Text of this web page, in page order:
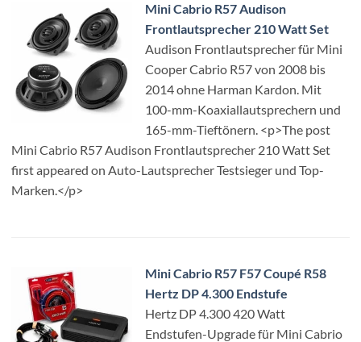
Mini Cabrio R57 Audison
Frontlautsprecher 210 Watt Set
Audison Frontlautsprecher für Mini
Cooper Cabrio R57 von 2008 bis
2014 ohne Harman Kardon. Mit
100-mm-Koaxiallautsprechern und
165-mm-Tieftönern. <p>The post
Mini Cabrio R57 Audison Frontlautsprecher 210 Watt Set
first appeared on Auto-Lautsprecher Testsieger und Top-
Marken.</p>
Mini Cabrio R57 F57 Coupé R58
Hertz DP 4.300 Endstufe
Hertz DP 4.300 420 Watt
Endstufen-Upgrade für Mini Cabrio